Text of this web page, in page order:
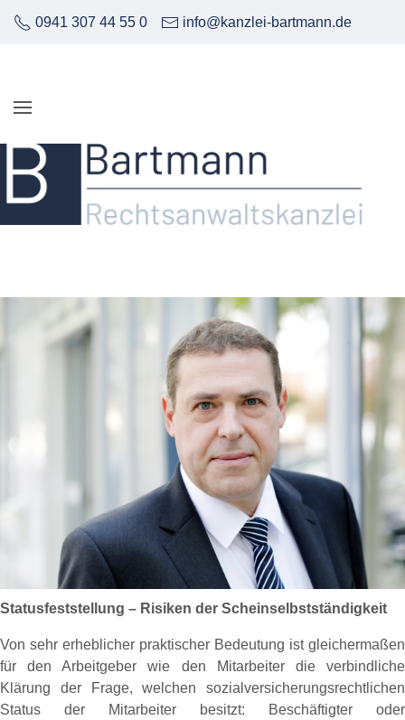
0941 307 44 55 0 info@kanzlei-bartmann.de
Statusfeststellung – Risiken der Scheinselbstständigkeit
Von sehr erheblicher praktischer Bedeutung ist gleichermaßen
für den Arbeitgeber wie den Mitarbeiter die verbindliche
Klärung der Frage, welchen sozialversicherungsrechtlichen
Status der Mitarbeiter besitzt: Beschäftigter oder